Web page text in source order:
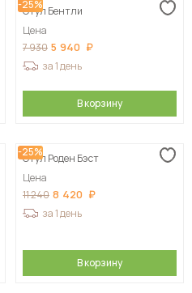
-25%
Стул Бентли
Цена
7 930 5 940
за 1 день
В корзину
-25%
Стул Роден Бэст
Цена
11 240 8 420
за 1 день
В корзину